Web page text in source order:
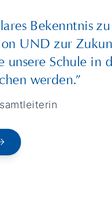
Bekenntnis
UND zur
unsere Schule in
werden.”